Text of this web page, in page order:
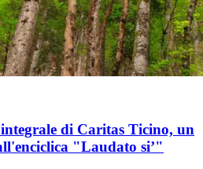
di Caritas Ticino, un
"Laudato si’"